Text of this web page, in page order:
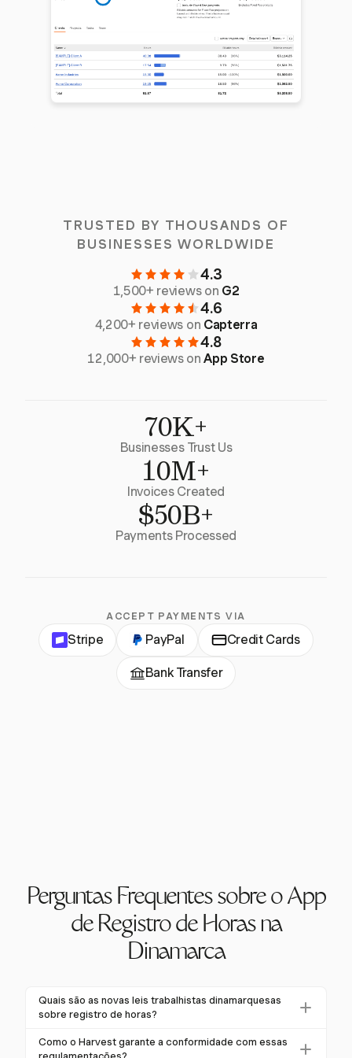
TRUSTED BY THOUSANDS OF
BUSINESSES WORLDWIDE
4.3
1,500+ reviews on G2
4.6
4,200+ reviews on Capterra
4.8
12,000+ reviews onApp Store
70K+
Businesses Trust Us
10M+
Invoices Created
$50B+
Payments Processed
ACCEPT PAYMENTS VIA
Stripe PayPal Credit Cards
Bank Transfer
Perguntas Frequentes sobre o App
de Registro de Horas na
Dinamarca
Quais são as novas leis trabalhistas dinamarquesas
sobre registro de horas?
A "lov om tidsregistrering" exige que os
empregadores dinamarqueses utilizem um sistema
Como o Harvest garante a conformidade com essas